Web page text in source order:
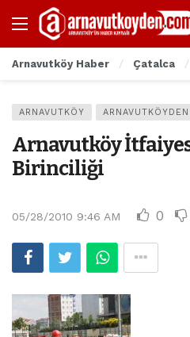
Arnavutköy Haber Çatalca
ARNAVUTKÖY
Arnavutköy
Birinciliği
05/28/2010 9:46 AM 0